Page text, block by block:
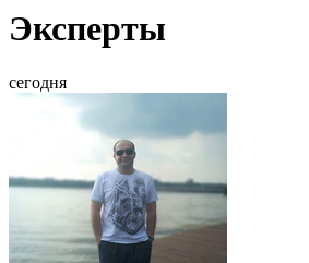
Эксперты
сегодня